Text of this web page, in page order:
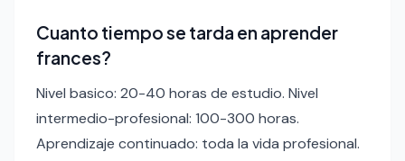
Cuanto tiempo se tarda en aprender
frances?
Nivel basico: 20-40 horas de estudio. Nivel
intermedio-profesional: 100-300 horas.
Aprendizaje continuado: toda la vida profesional.